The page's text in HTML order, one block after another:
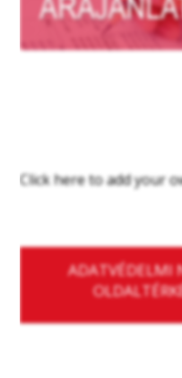
Click here to add your
ADATVÉDELMI